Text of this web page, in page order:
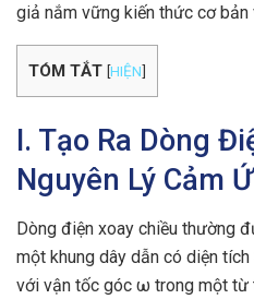
giả nắm vững kiến thức cơ bản
TÓM TẮT [HIỆN]
I. Tạo Ra Dòng
Nguyên Lý Cảm
Dòng điện xoay chiều thường
một khung dây dẫn có diện
với vận tốc góc ω trong một